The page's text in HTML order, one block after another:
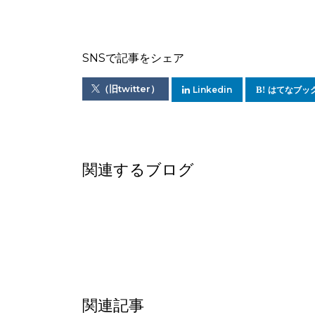
SNSで記事をシェア
（旧twitter） Linkedin はてなブッ
関連するブログ
関連記事